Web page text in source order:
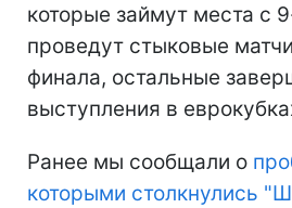
которые займут места с
проведут стыковые
финала, остальные
выступления в
Ранее мы сообщали о
которыми столкнулись